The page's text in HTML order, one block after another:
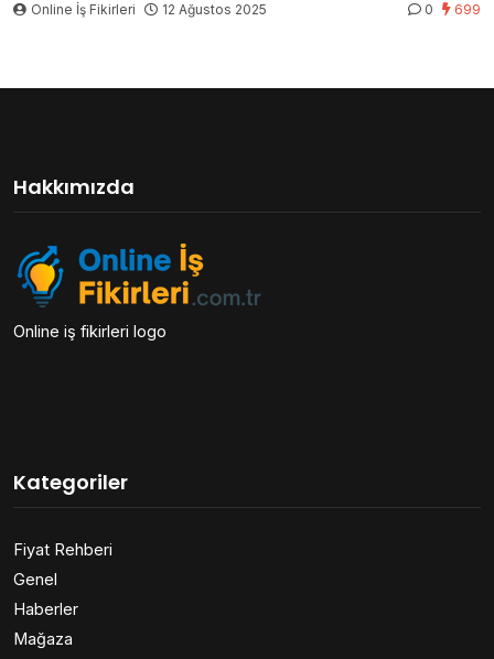
Online İş Fikirleri 12 Ağustos 2025 0 699
Hakkımızda
Online iş fikirleri logo
Kategoriler
Fiyat Rehberi
Genel
Haberler
Mağaza